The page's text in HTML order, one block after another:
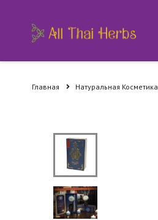
Главная Натуральная Косметика